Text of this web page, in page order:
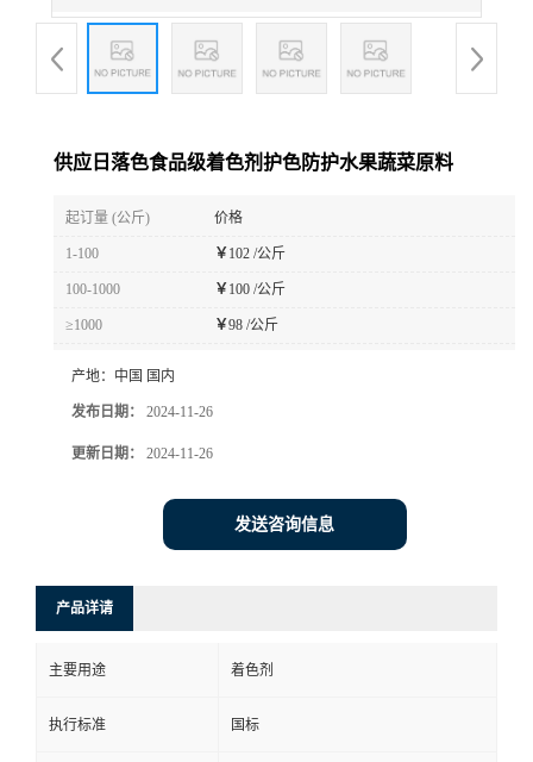
供应日落色食品级着色剂护色防护水果蔬菜原料
起订量 (公斤) 价格
1-100 ￥ 102 /公斤
100-1000 ￥ 100 /公斤
≥1000 ￥98 /公斤
产地： 中国 国内
发布日期： 2024-11-26
更新日期： 2024-11-26
发送咨询信息
产品详请
主要用途 着色剂
执行标准 国标